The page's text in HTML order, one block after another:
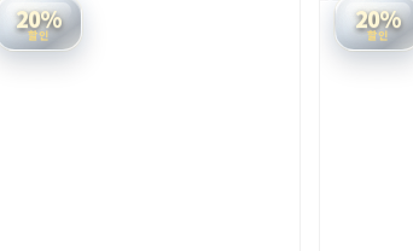
20%
할인
20%
할인